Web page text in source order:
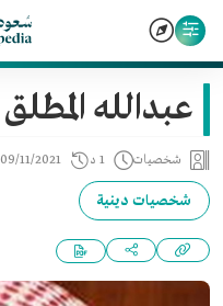
عبدالله المطلق
شخصيات 1 د 09/11/2021
شخصيات دينية